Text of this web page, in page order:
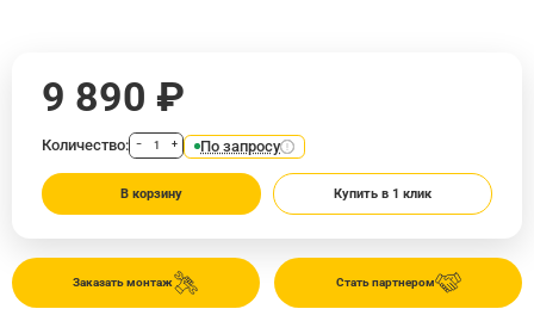
Стать партнером
Заказать монтаж
9 890 ₽
Количество: − + По запросу
В корзину Купить в 1 клик